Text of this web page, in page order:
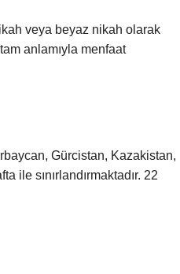
veya beyaz nikah olarak
anlamıyla menfaat
Gürcistan, Kazakistan,
ile sınırlandırmaktadır. 22